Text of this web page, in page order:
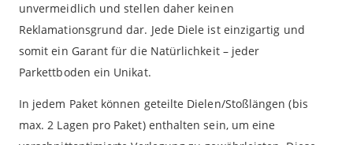
unvermeidlich und stellen daher keinen
Reklamationsgrund dar. Jede Diele ist einzigartig und
somit ein Garant für die Natürlichkeit – jeder
Parkettboden ein Unikat.
In jedem Paket können geteilte Dielen/Stoßlängen (bis
max. 2 Lagen pro Paket) enthalten sein, um eine